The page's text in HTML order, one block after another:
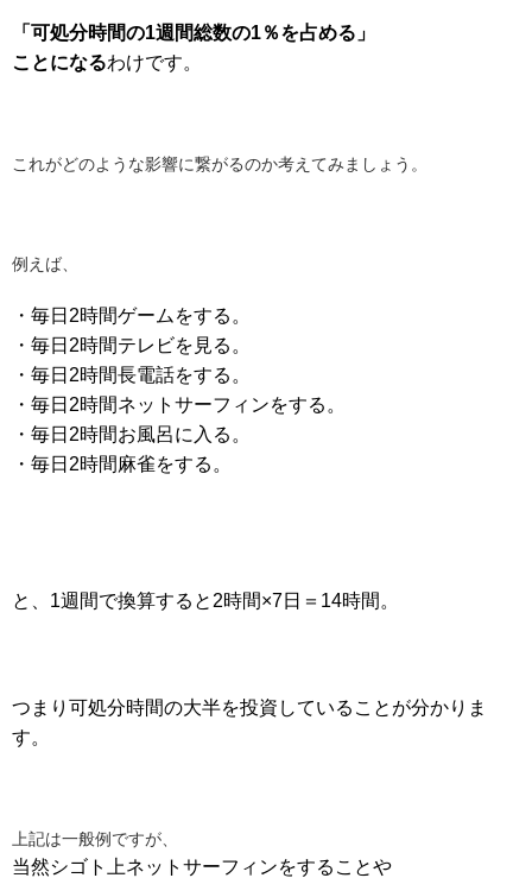
「可処分時間の1週間総数の1％を占める」
ことになるわけです。
これがどのような影響に繋がるのか考えてみましょう。
例えば、
・毎日2時間ゲームをする。
・毎日2時間テレビを見る。
・毎日2時間長電話をする。
・毎日2時間ネットサーフィンをする。
・毎日2時間お風呂に入る。
・毎日2時間麻雀をする。
と、1週間で換算すると2時間×7日＝14時間。
つまり可処分時間の大半を投資していることが分かりま
す。
上記は一般例ですが、
当然シゴト上ネットサーフィンをすることや